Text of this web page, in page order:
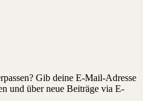
Gib deine E-Mail-Adresse
und über neue Beiträge via E-